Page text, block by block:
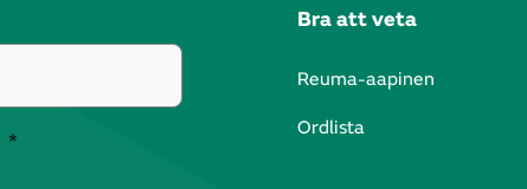
*
Bra att veta
Reuma-aapinen
Ordlista